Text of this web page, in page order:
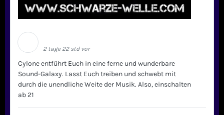
2 tage 22 std vor
Cylone entführt Euch in eine ferne und wunderbare
Sound-Galaxy. Lasst Euch treiben und schwebt mit
durch die unendliche Weite der Musik. Also, einschalten
ab 21